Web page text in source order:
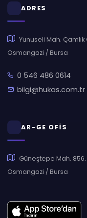
ADRES
Yunuseli Mah. Çamlık
Osmangazi / Bursa
0 546 486 0614
bilgi@hukas.com.tr
AR-GE OFİS
Güneştepe Mah. 856.
Osmangazi / Bursa